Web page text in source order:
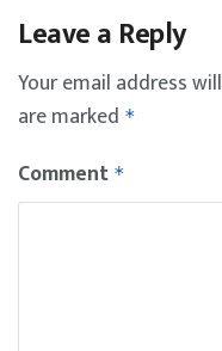
Leave a Reply
Your email address
are marked *
Comment *